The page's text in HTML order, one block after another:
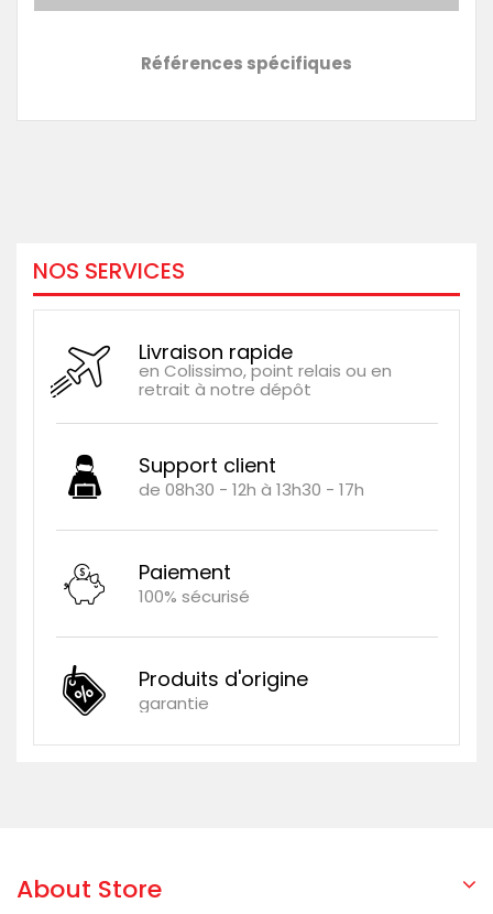
Références spécifiques
NOS SERVICES
Livraison rapide
en Colissimo, point relais ou en
retrait à notre dépôt
Support client
de 08h30 - 12h à 13h30 - 17h
Paiement
100% sécurisé
Produits d'origine
garantie
About Store